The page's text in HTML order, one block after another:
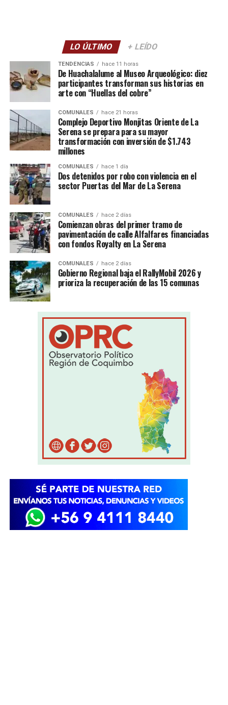
LO ÚLTIMO + LEÍDO
TENDENCIAS hace 11 horas
De Huachalalume al Museo Arqueológico: diez
participantes transforman sus historias en
arte con “Huellas del cobre”
COMUNALES hace 21 horas
Complejo Deportivo Monjitas Oriente de La
Serena se prepara para su mayor
transformación con inversión de $1.743
millones
COMUNALES hace 1 día
Dos detenidos por robo con violencia en el
sector Puertas del Mar de La Serena
COMUNALES hace 2 días
Comienzan obras del primer tramo de
pavimentación de calle Alfalfares financiadas
con fondos Royalty en La Serena
COMUNALES hace 2 días
Gobierno Regional baja el RallyMobil 2026 y
prioriza la recuperación de las 15 comunas